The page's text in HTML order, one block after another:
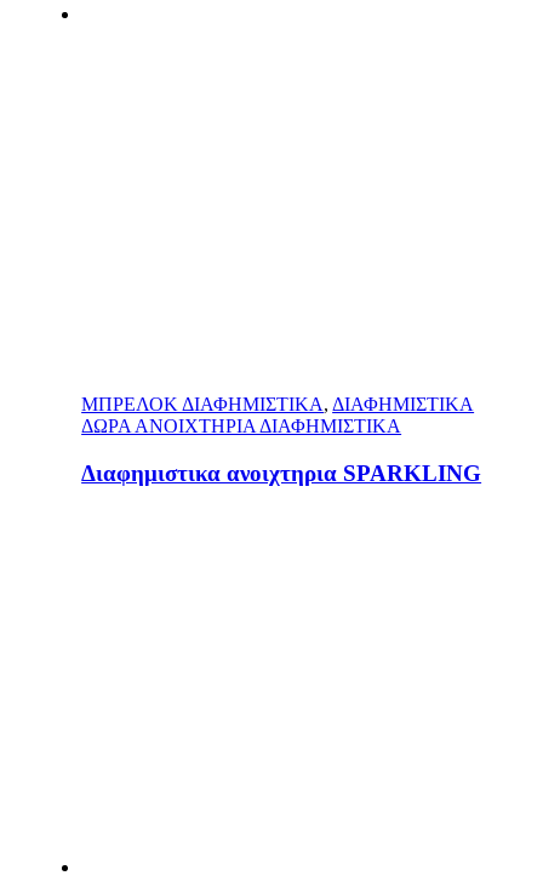
ΜΠΡΕΛΟΚ ΔΙΑΦΗΜΙΣΤΙΚΑ, ΔΙΑΦΗΜΙΣΤΙΚΑ
ΔΩΡΑ ΑΝΟΙΧΤΗΡΙΑ ΔΙΑΦΗΜΙΣΤΙΚΑ
Διαφημιστικα ανοιχτηρια SPARKLING